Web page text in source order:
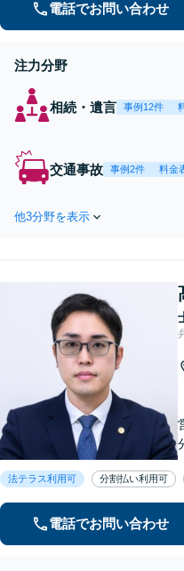
電話でお問い合わせ
注力分野
相続・遺言 事例12件
交通事故 事例2件 料金
他3分野を表示
法テラス利用可 分割払い利用可
電話でお問い合わせ